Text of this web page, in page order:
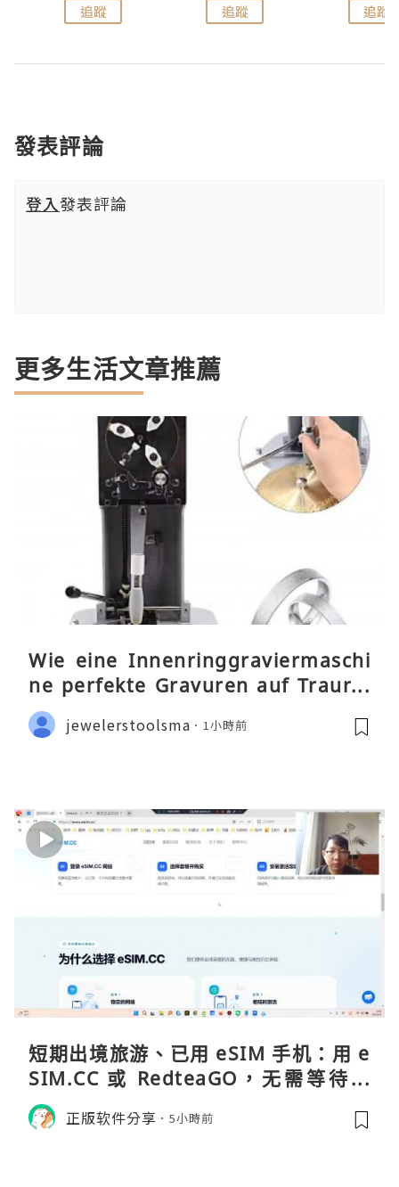
追蹤 追蹤 追蹤
發表評論
登入發表評論
更多生活文章推薦
Wie eine Innenringgraviermaschi
ne perfekte Gravuren auf Traurin
gen ermöglicht
jewelerstoolsma 1小時前
短期出境旅游、已用 eSIM 手机：用 e
SIM.CC 或 RedteaGO，无需等待收
货。需要“当地号码 + 通话短信”（如
打车、外卖、客户联络）：优先 Redt
正版软件分享 5小時前